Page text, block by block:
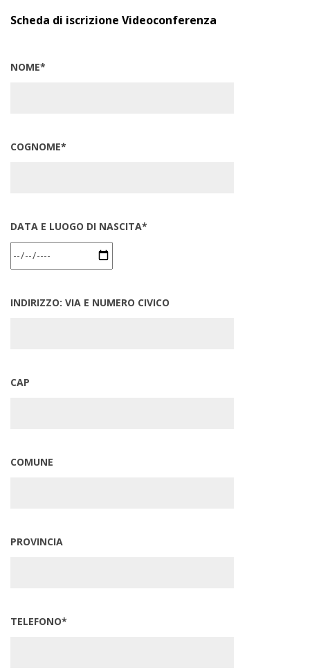
Scheda di iscrizione Videoconferenza
NOME*
COGNOME*
DATA E LUOGO DI NASCITA*
INDIRIZZO: VIA E NUMERO CIVICO
CAP
COMUNE
PROVINCIA
TELEFONO*